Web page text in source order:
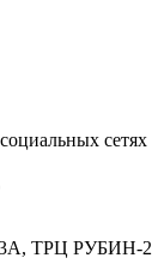
сетях
ТРЦ РУБИН-2